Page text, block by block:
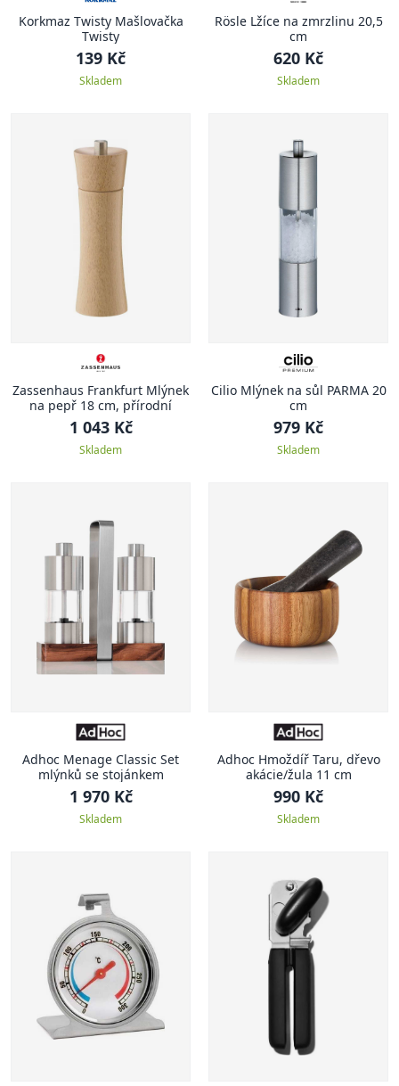
Korkmaz Twisty Mašlovačka
Twisty
139 Kč
Skladem
Rösle Lžíce na zmrzlinu 20,5
cm
620 Kč
Skladem
Zassenhaus Frankfurt Mlýnek
na pepř 18 cm, přírodní
1 043 Kč
Skladem
Cilio Mlýnek na sůl PARMA 20
cm
979 Kč
Skladem
Adhoc Menage Classic Set
mlýnků se stojánkem
1 970 Kč
Skladem
Adhoc Hmoždíř Taru, dřevo
akácie/žula 11 cm
990 Kč
Skladem